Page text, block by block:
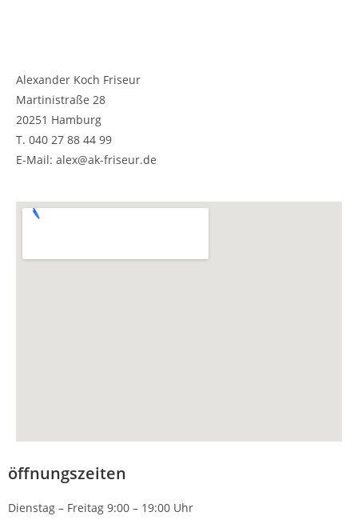
Alexander Koch Friseur
Martinistraße 28
20251 Hamburg
T. 040 27 88 44 99
E-Mail: alex@ak-friseur.de
öffnungszeiten
Dienstag – Freitag 9:00 – 19:00 Uhr